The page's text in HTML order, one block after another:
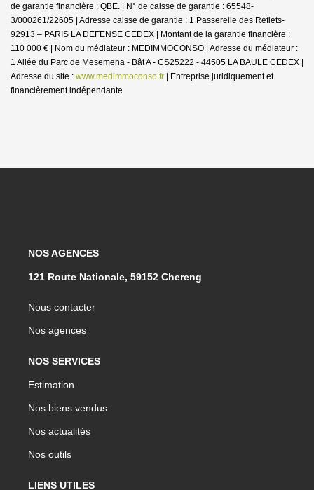
de garantie financière : QBE. | N° de caisse de garantie : 65548-
3/000261/22605 | Adresse caisse de garantie : 1 Passerelle des Reflets-
92913 – PARIS LA DEFENSE CEDEX | Montant de la garantie financière :
110 000 € | Nom du médiateur : MEDIMMOCONSO | Adresse du médiateur :
1 Allée du Parc de Mesemena - Bât A - CS25222 - 44505 LA BAULE CEDEX |
Adresse du site : www.medimmoconso.fr | Entreprise juridiquement et
financièrement indépendante
NOS AGENCES
121 Route Nationale, 59152 Chereng
Nous contacter
Nos agences
NOS SERVICES
Estimation
Nos biens vendus
Nos actualités
Nos outils
LIENS UTILES